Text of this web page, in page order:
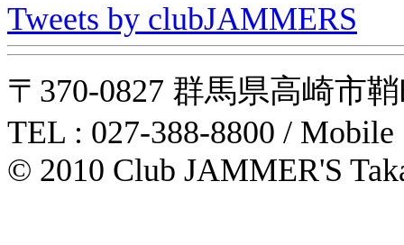
Tweets by clubJAMMERS
〒370-0827 群馬県高崎市
TEL : 027-388-8800 / Mobile
© 2010 Club JAMMER'S